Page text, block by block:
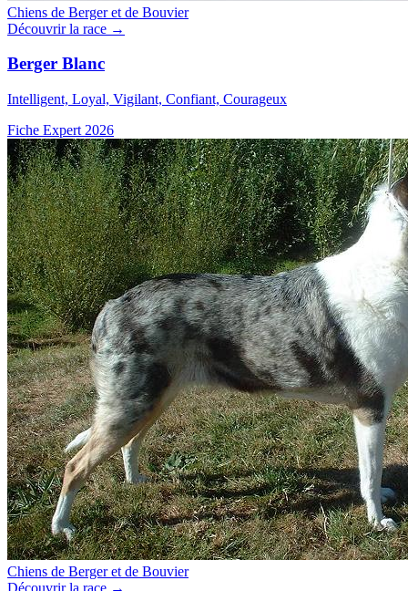
Chiens de Berger et de Bouvier
Découvrir la race →
Berger Blanc
Intelligent, Loyal, Vigilant, Confiant, Courageux
Fiche Expert 2026
Chiens de Berger et de Bouvier
Découvrir la race →